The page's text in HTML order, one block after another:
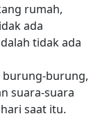
rumah,
ada
tidak ada
burung-burung,
suara-suara
saat itu.